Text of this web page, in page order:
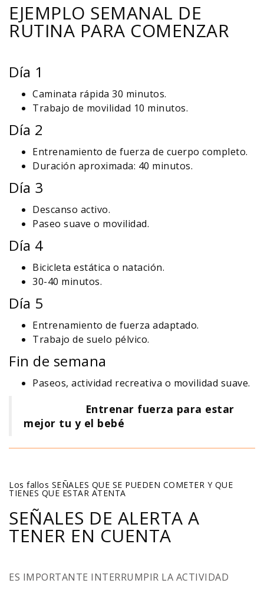
EJEMPLO SEMANAL DE
RUTINA PARA COMENZAR
Día 1
Caminata rápida 30 minutos.
Trabajo de movilidad 10 minutos.
Día 2
Entrenamiento de fuerza de cuerpo completo.
Duración aproximada: 40 minutos.
Día 3
Descanso activo.
Paseo suave o movilidad.
Día 4
Bicicleta estática o natación.
30-40 minutos.
Día 5
Entrenamiento de fuerza adaptado.
Trabajo de suelo pélvico.
Fin de semana
Paseos, actividad recreativa o movilidad suave.
Entrenar fuerza para estar
mejor tu y el bebé
Los fallos SEÑALES QUE SE PUEDEN COMETER Y QUE
TIENES QUE ESTAR ATENTA
SEÑALES DE ALERTA A
TENER EN CUENTA
ES IMPORTANTE INTERRUMPIR LA ACTIVIDAD